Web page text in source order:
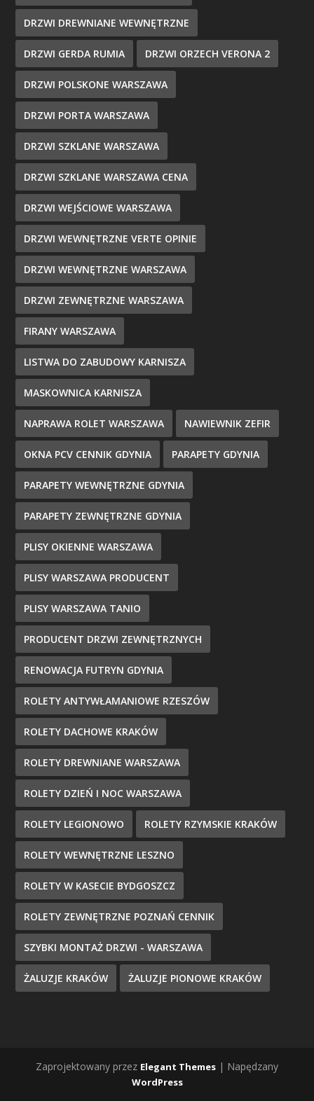
DRZWI DREWNIANE WEWNĘTRZNE
DRZWI GERDA RUMIA DRZWI ORZECH VERONA 2
DRZWI POLSKONE WARSZAWA
DRZWI PORTA WARSZAWA
DRZWI SZKLANE WARSZAWA
DRZWI SZKLANE WARSZAWA CENA
DRZWI WEJŚCIOWE WARSZAWA
DRZWI WEWNĘTRZNE VERTE OPINIE
DRZWI WEWNĘTRZNE WARSZAWA
DRZWI ZEWNĘTRZNE WARSZAWA
FIRANY WARSZAWA
LISTWA DO ZABUDOWY KARNISZA
MASKOWNICA KARNISZA
NAPRAWA ROLET WARSZAWA NAWIEWNIK ZEFIR
OKNA PCV CENNIK GDYNIA PARAPETY GDYNIA
PARAPETY WEWNĘTRZNE GDYNIA
PARAPETY ZEWNĘTRZNE GDYNIA
PLISY OKIENNE WARSZAWA
PLISY WARSZAWA PRODUCENT
PLISY WARSZAWA TANIO
PRODUCENT DRZWI ZEWNĘTRZNYCH
RENOWACJA FUTRYN GDYNIA
ROLETY ANTYWŁAMANIOWE RZESZÓW
ROLETY DACHOWE KRAKÓW
ROLETY DREWNIANE WARSZAWA
ROLETY DZIEŃ I NOC WARSZAWA
ROLETY LEGIONOWO ROLETY RZYMSKIE KRAKÓW
ROLETY WEWNĘTRZNE LESZNO
ROLETY W KASECIE BYDGOSZCZ
ROLETY ZEWNĘTRZNE POZNAŃ CENNIK
SZYBKI MONTAŻ DRZWI - WARSZAWA
ŻALUZJE KRAKÓW ŻALUZJE PIONOWE KRAKÓW
Zaprojektowany przez Elegant Themes | Napędzany
WordPress